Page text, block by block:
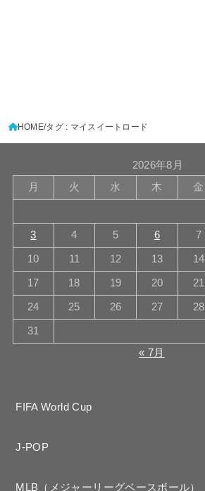
HOME タグ : マイスイートロード
2026年8月
月
火 水 木 金
3 4 5 6 7
10 11 12 13 14
17 18 19 20 21
24 25 26 27 28
31
« 7月
FIFA World Cup
J-POP
MLB（メジャーリーグベースボール）